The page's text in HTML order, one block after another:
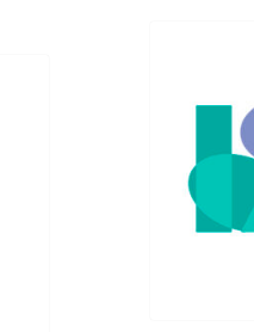
NUEVOS EMPRENDEDORES EN TU
GESTIÓN DEL CONOCIMIENTO EN